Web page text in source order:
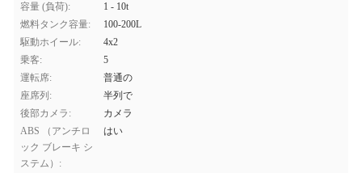
容量 (負荷):
1 - 10t
燃料タンク容量:
100-200L
駆動ホイール:
4x2
乗客:
5
運転席:
普通の
座席列:
半列で
後部カメラ:
カメラ
ABS （アンチロ
ック ブレーキ シ
ステム）:
はい